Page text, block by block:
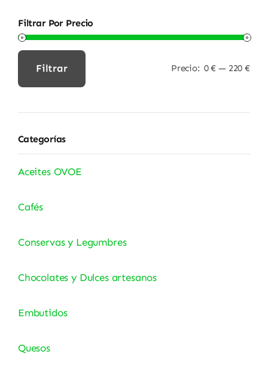
Filtrar Por Precio
Filtrar Precio: 0 € — 220 €
Categorías
Aceites OVOE
Cafés
Conservas y Legumbres
Chocolates y Dulces artesanos
Embutidos
Quesos